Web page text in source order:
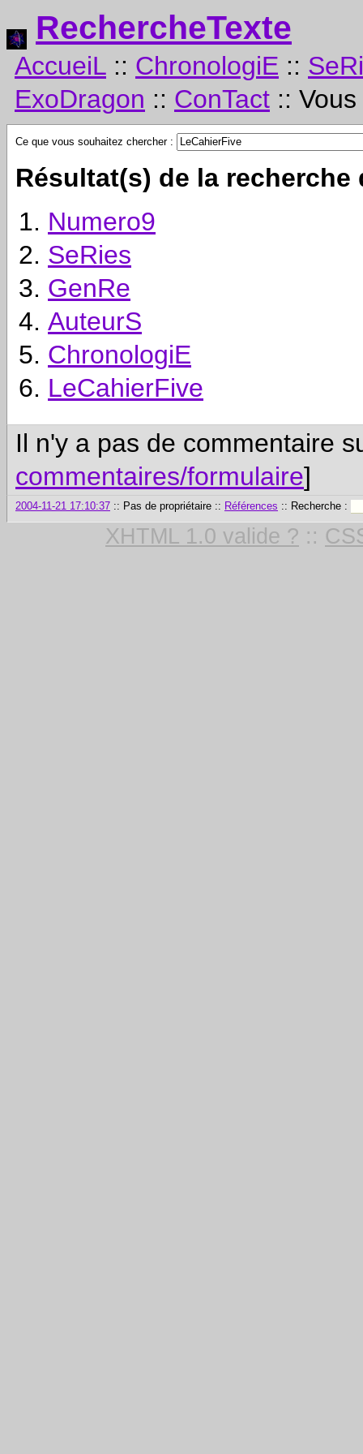
RechercheTexte
AccueiL :: ChronologiE ::
ExoDragon :: ConTact ::
Ce que vous souhaitez chercher :
Résultat(s) de la
Numero9
SeRies
GenRe
AuteurS
ChronologiE
LeCahierFive
Il n'y a pas de commentaire
commentaires/formulaire]
2004-11-21 17:10:37 :: Pas de propriétaire :: Références :: Recherche :
XHTML 1.0 valide ? ::